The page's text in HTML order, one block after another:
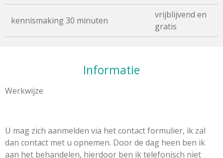
kennismaking 30 minuten
vrijblijvend en
gratis
Informatie
Werkwijze
U mag zich aanmelden via het contact formulier, ik zal
dan contact met u opnemen. Door de dag heen ben ik
aan het behandelen, hierdoor ben ik telefonisch niet